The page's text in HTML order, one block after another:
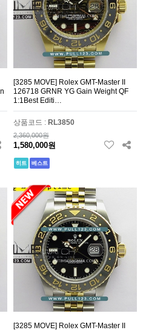
[3285 MOVE] Rolex GMT-Master II
126718 GRNR YG Gain Weight QF
1:1Best Editi…
상품코드 : RL3850
2,360,000원
1,580,000원
히트 베스트
[3285 MOVE] Rolex GMT-Master II